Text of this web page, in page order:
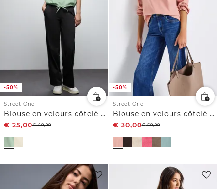
-50%
Street One
Blouse en velours côtelé avec cordon de serrage
€ 25,00€49,99
-50%
Street One
Blouse en velours côtelé avec détails à volants
€ 30,00€59,99